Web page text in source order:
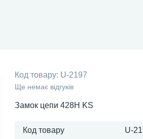
Код товару: U-2197
Ще немає відгуків
Замок цепи 428H KS
Код товару U-